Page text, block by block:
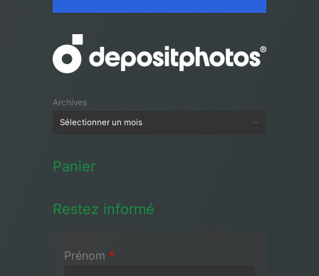
Archives
Panier
Restez informé
Prénom *